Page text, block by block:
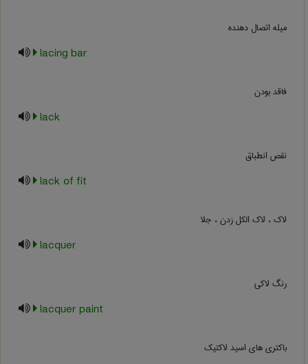
میله اتصال دهنده
lacing bar
فاقد بودن
lack
نقص انطباق
lack of fit
لاک ، لاک الکل زدن ، جلا
lacquer
رنگ لاکی
lacquer paint
باکتری های اسید لاکتیک